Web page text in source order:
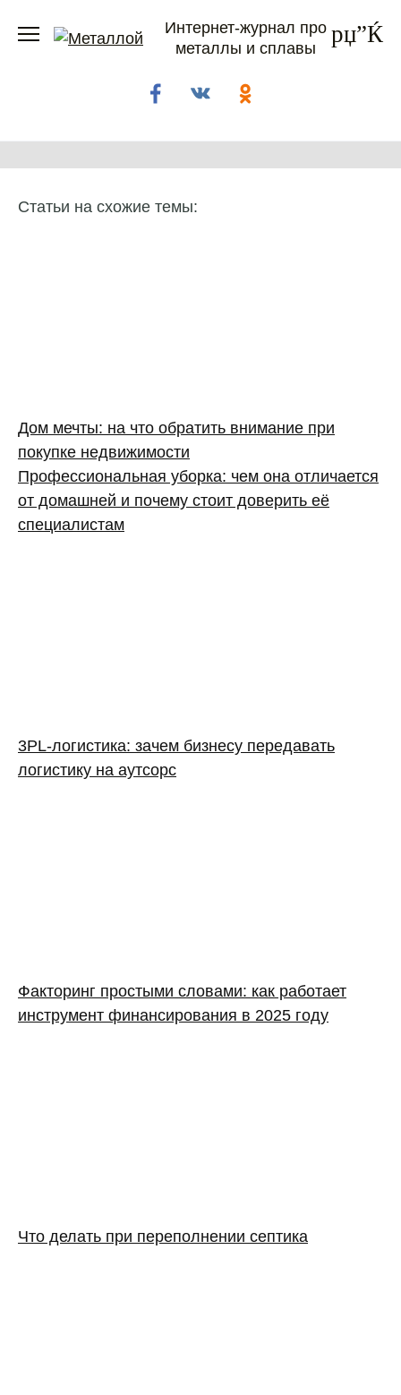
Интернет-журнал про
металлы и сплавы
Статьи на схожие темы:
Дом мечты: на что обратить внимание при
покупке недвижимости
Профессиональная уборка: чем она отличается
от домашней и почему стоит доверить её
специалистам
3PL‑логистика: зачем бизнесу передавать
логистику на аутсорс
Факторинг простыми словами: как работает
инструмент финансирования в 2025 году
Что делать при переполнении септика